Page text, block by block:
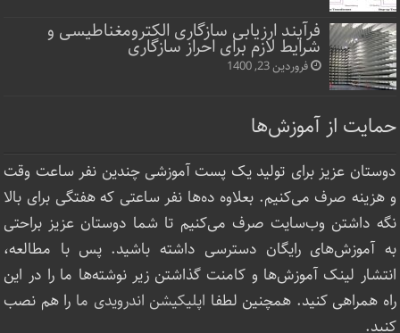
فرآیند ارزیابی سازگاری الکترومغناطیسی و
شرایط لازم برای احراز سازگاری
فروردین 23, 1400
حمایت از آموزش‌ها
دوستان عزیز برای تولید یک پست آموزشی چندین نفر ساعت‌ وقت
و هزینه صرف می‌کنیم. بعلاوه ده‌ها نفر ساعتی که هفتگی برای بالا
نگه داشتن وب‌سایت صرف ‌می‌کنیم تا شما دوستان عزیز براحتی
به آموزش‌های رایگان دسترسی داشته باشید. پس با مطالعه،
انتشار لینک‌ آموزش‌ها و کامنت گذاشتن زیر نوشته‌‌ها ما را در این
راه همراهی کنید. همچنین لطفا اپلیکیشن اندرویدی ما را هم نصب
کنید.